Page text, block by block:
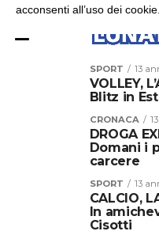
SPORT 13
VOLLEY,
Blitz in
CRONACA
DROGA
Domani i
carcere
SPORT 13
CALCIO,
In
Cisotti
acconsenti all’uso dei cookie.